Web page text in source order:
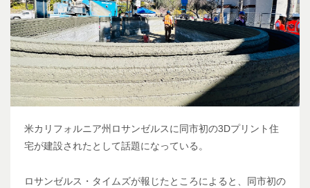
米カリフォルニア州ロサンゼルスに同市初の3Dプリント住
宅が建設されたとして話題になっている。
ロサンゼルス・タイムズが報じたところによると、同市初の